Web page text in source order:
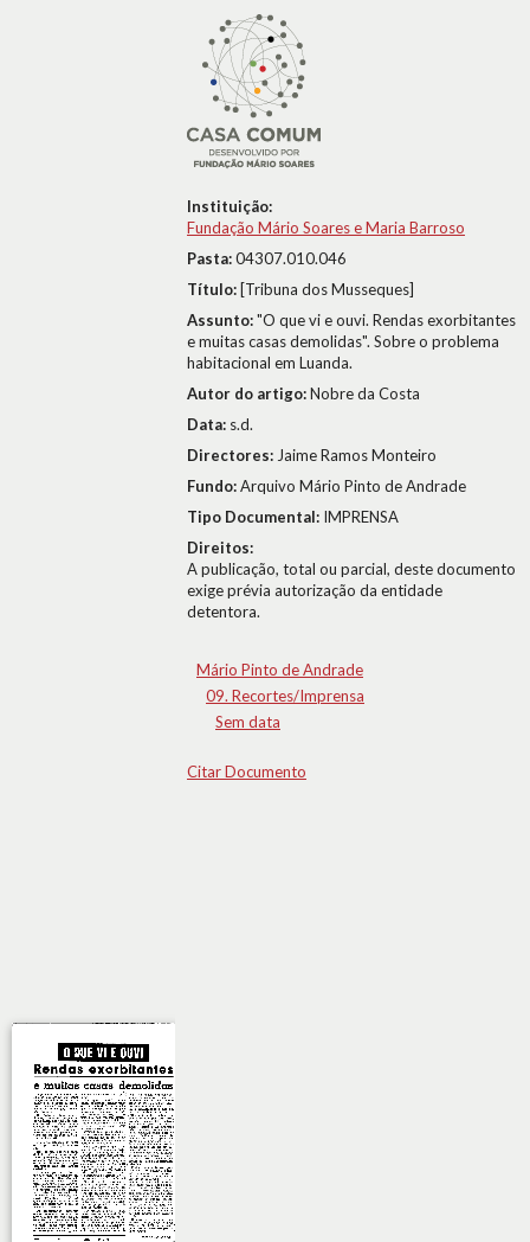
Instituição:
Fundação Mário Soares e Maria Barroso
Pasta:04307.010.046
Título: [Tribuna dos Musseques]
Assunto:"O que vi e ouvi. Rendas exorbitantes
e muitas casas demolidas". Sobre o problema
habitacional em Luanda.
Autor do artigo:Nobre da Costa
Data: s.d.
Directores: Jaime Ramos Monteiro
Fundo:Arquivo Mário Pinto de Andrade
Tipo Documental: IMPRENSA
Direitos:
A publicação, total ou parcial, deste documento
exige prévia autorização da entidade
detentora.
Mário Pinto de Andrade
09. Recortes/Imprensa
Sem data
Citar Documento